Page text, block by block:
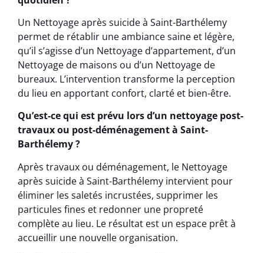
Un Nettoyage après suicide à Saint-Barthélemy
permet de rétablir une ambiance saine et légère,
qu’il s’agisse d’un Nettoyage d’appartement, d’un
Nettoyage de maisons ou d’un Nettoyage de
bureaux. L’intervention transforme la perception
du lieu en apportant confort, clarté et bien-être.
Qu’est-ce qui est prévu lors d’un nettoyage post-
travaux ou post-déménagement à Saint-
Barthélemy ?
Après travaux ou déménagement, le Nettoyage
après suicide à Saint-Barthélemy intervient pour
éliminer les saletés incrustées, supprimer les
particules fines et redonner une propreté
complète au lieu. Le résultat est un espace prêt à
accueillir une nouvelle organisation.